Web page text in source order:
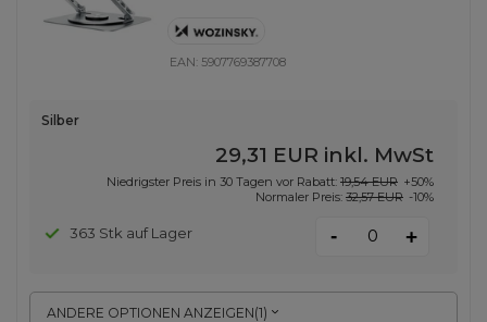
EAN: 5907769387708
ANDERE OPTIONEN ANZEIGEN(1)
Silber
29,31 EUR inkl. MwSt
Niedrigster Preis in 30 Tagen vor Rabatt: 19,54 EUR +50%
Normaler Preis: 32,57 EUR -10%
363 Stk auf Lager - +